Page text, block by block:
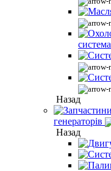
система
Назад
генераторів
Назад